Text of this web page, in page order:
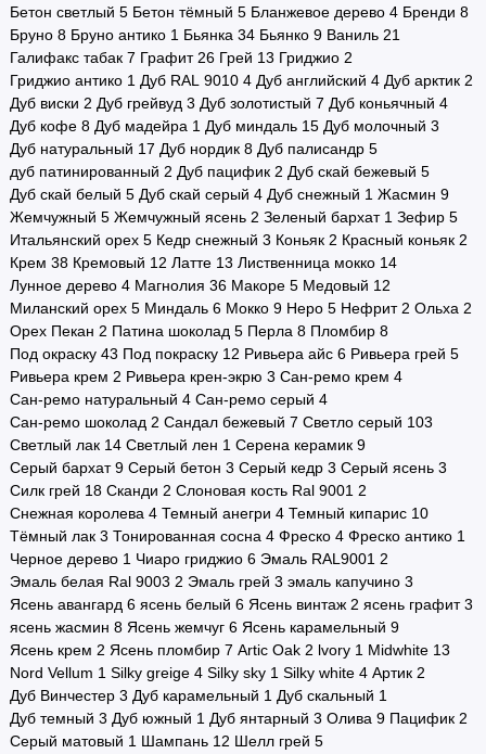
Бетон светлый 5 Бетон тёмный 5 Бланжевое дерево 4 Бренди 8
Бруно 8 Бруно антико 1 Бьянка 34 Бьянко 9 Ваниль 21
Галифакс табак 7 Графит 26 Грей 13 Гриджио 2
Гриджио антико 1 Дуб RAL 9010 4 Дуб английский 4 Дуб арктик 2
Дуб виски 2 Дуб грейвуд 3 Дуб золотистый 7 Дуб коньячный 4
Дуб кофе 8 Дуб мадейра 1 Дуб миндаль 15 Дуб молочный 3
Дуб натуральный 17 Дуб нордик 8 Дуб палисандр 5
дуб патинированный 2 Дуб пацифик 2 Дуб скай бежевый 5
Дуб скай белый 5 Дуб скай серый 4 Дуб снежный 1 Жасмин 9
Жемчужный 5 Жемчужный ясень 2 Зеленый бархат 1 Зефир 5
Итальянский орех 5 Кедр снежный 3 Коньяк 2 Красный коньяк 2
Крем 38 Кремовый 12 Латте 13 Лиственница мокко 14
Лунное дерево 4 Магнолия 36 Макоре 5 Медовый 12
Миланский орех 5 Миндаль 6 Мокко 9 Неро 5 Нефрит 2 Ольха 2
Орех Пекан 2 Патина шоколад 5 Перла 8 Пломбир 8
Под окраску 43 Под покраску 12 Ривьера айс 6 Ривьера грей 5
Ривьера крем 2 Ривьера крен-экрю 3 Сан-ремо крем 4
Сан-ремо натуральный 4 Сан-ремо серый 4
Сан-ремо шоколад 2 Сандал бежевый 7 Светло серый 103
Светлый лак 14 Светлый лен 1 Серена керамик 9
Серый бархат 9 Серый бетон 3 Серый кедр 3 Серый ясень 3
Силк грей 18 Сканди 2 Слоновая кость Ral 9001 2
Снежная королева 4 Темный анегри 4 Темный кипарис 10
Тёмный лак 3 Тонированная сосна 4 Фреско 4 Фреско антико 1
Черное дерево 1 Чиаро гриджио 6 Эмаль RAL9001 2
Эмаль белая Ral 9003 2 Эмаль грей 3 эмаль капучино 3
Ясень авангард 6 ясень белый 6 Ясень винтаж 2 ясень графит 3
ясень жасмин 8 Ясень жемчуг 6 Ясень карамельный 9
Ясень крем 2 Ясень пломбир 7 Artic Oak 2 lvory 1 Midwhite 13
Nord Vellum 1 Silky greige 4 Silky sky 1 Silky white 4 Артик 2
Дуб Винчестер 3 Дуб карамельный 1 Дуб скальный 1
Дуб темный 3 Дуб южный 1 Дуб янтарный 3 Олива 9 Пацифик 2
Серый матовый 1 Шампань 12 Шелл грей 5